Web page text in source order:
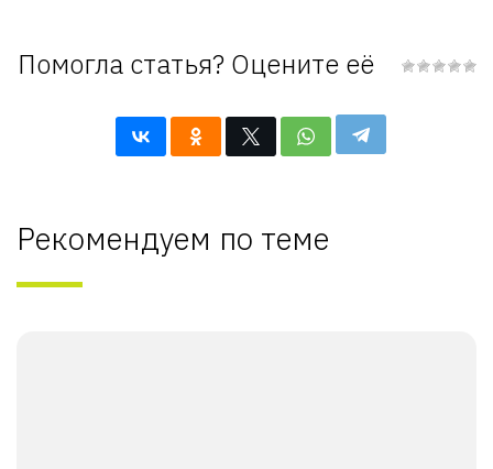
Помогла статья? Оцените её
Рекомендуем по теме